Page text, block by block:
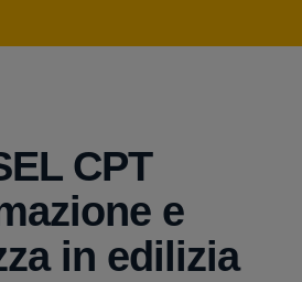
CPT
e
in edilizia